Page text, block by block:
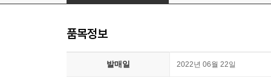
품목정보
발매일 2022년 06월 22일